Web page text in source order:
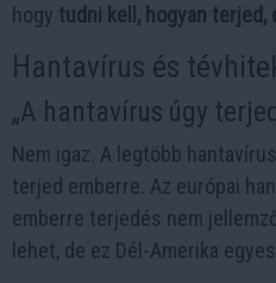
hogy tudni kell, hogyan terjed,
Hantavírus és
„A hantavírus úgy
Nem igaz. A legtöbb
terjed emberre. Az európai
emberre terjedés nem
lehet, de ez Dél-Amerika